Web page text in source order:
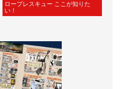
ロープレスキュー ここが知りた
い！